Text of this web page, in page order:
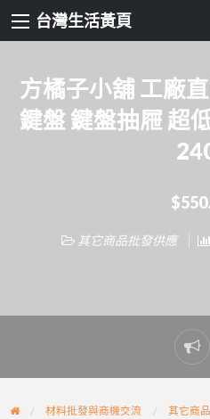
台灣生活黃頁
方橘子小舖 工廠
鍵盤 鍵盤抽屜 超
其它商品批發供應
材料批發與商機交流
其它商